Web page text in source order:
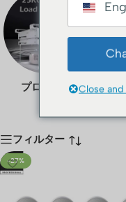
プロジェクター・リ
フィルター
-27%
Close